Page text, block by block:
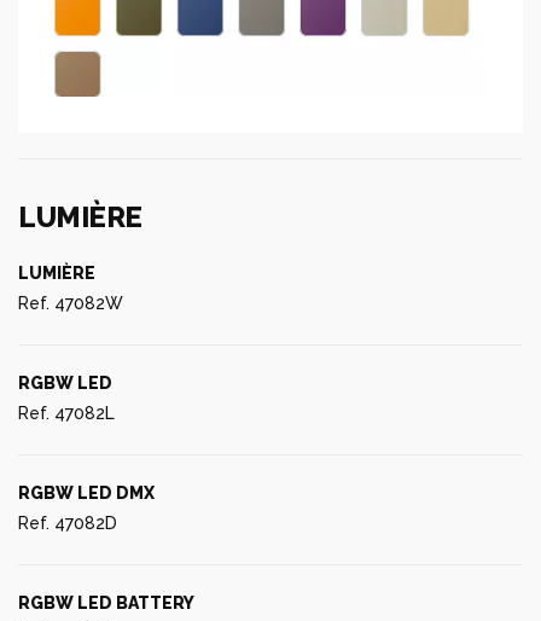
LUMIÈRE
LUMIÈRE
Ref. 47082W
RGBW LED
Ref. 47082L
RGBW LED DMX
Ref. 47082D
RGBW LED BATTERY